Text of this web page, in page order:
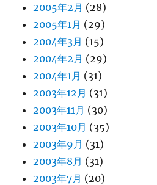
2005年2月 (28)
2005年1月 (29)
2004年3月 (15)
2004年2月 (29)
2004年1月 (31)
2003年12月 (31)
2003年11月 (30)
2003年10月 (35)
2003年9月 (31)
2003年8月 (31)
2003年7月 (20)